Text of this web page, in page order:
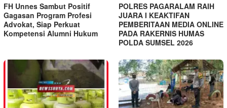
FH Unnes Sambut Positif
Gagasan Program Profesi
Advokat, Siap Perkuat
Kompetensi Alumni Hukum
POLRES PAGARALAM RAIH
JUARA I KEAKTIFAN
PEMBERITAAN MEDIA ONLINE
PADA RAKERNIS HUMAS
POLDA SUMSEL 2026